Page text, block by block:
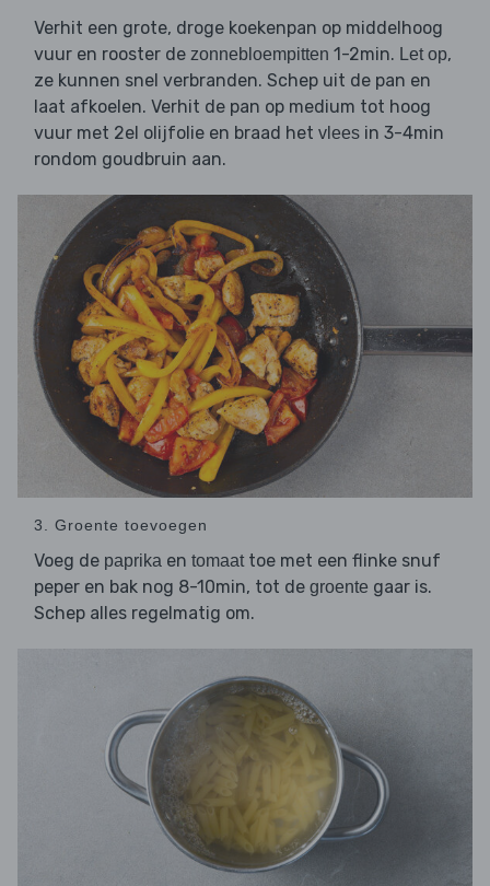
Verhit een grote, droge koekenpan op middelhoog
vuur en rooster de zonnebloempitten 1-2min. Let op,
ze kunnen snel verbranden. Schep uit de pan en
laat afkoelen. Verhit de pan op medium tot hoog
vuur met 2el olijfolie en braad het vlees in 3-4min
rondom goudbruin aan.
3. Groente toevoegen
Voeg de paprika en tomaattoe met een flinke snuf
peper en bak nog 8-10min, tot de groente gaar is.
Schep alles regelmatig om.